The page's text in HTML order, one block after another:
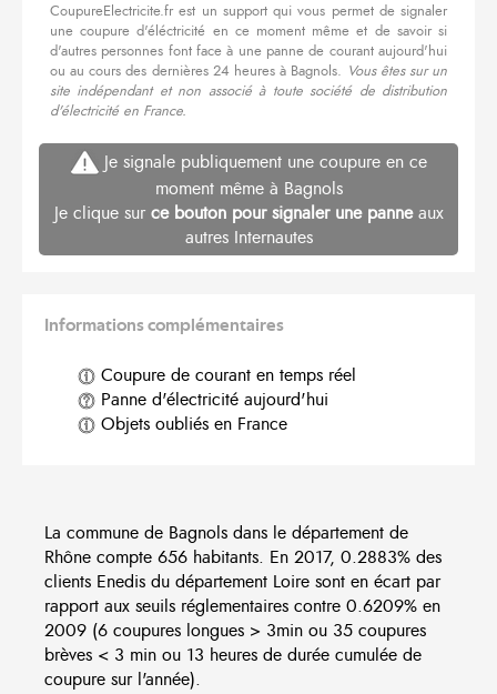
CoupureElectricite.fr est un support qui vous permet de signaler
une coupure d'éléctricité en ce moment même et de savoir si
d'autres personnes font face à une panne de courant aujourd'hui
ou au cours des dernières 24 heures à Bagnols. Vous êtes sur un
site indépendant et non associé à toute société de distribution
d'électricité en France.
Je signale publiquement une coupure en ce
moment même à Bagnols
Je clique sur ce bouton pour signaler une panneaux
autres Internautes
Informations complémentaires
Coupure de courant en temps réel
Panne d'électricité aujourd'hui
Objets oubliés en France
La commune de Bagnols dans le département de
Rhône compte 656 habitants. En 2017, 0.2883% des
clients Enedis du département Loire sont en écart par
rapport aux seuils réglementaires contre 0.6209% en
2009 (6 coupures longues > 3min ou 35 coupures
brèves < 3 min ou 13 heures de durée cumulée de
coupure sur l'année).